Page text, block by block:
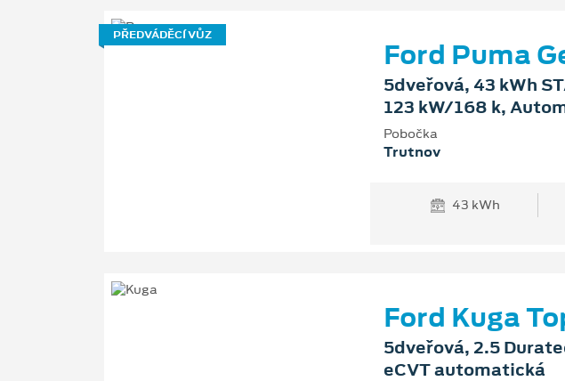
PŘEDVÁDĚCÍ VŮZ
Ford Puma
5dveřová, 43 kWh
123 kW/168 k,
Pobočka
Trutnov
43 kWh
Ford Kuga
5dveřová, 2.5
eCVT automatická